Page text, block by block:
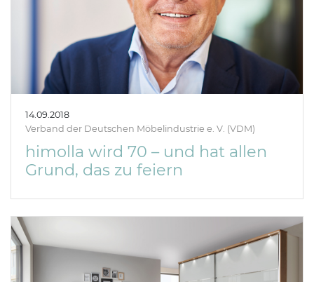
14.09.2018
Verband der Deutschen Möbelindustrie e. V. (VDM)
himolla wird 70 – und hat allen
Grund, das zu feiern